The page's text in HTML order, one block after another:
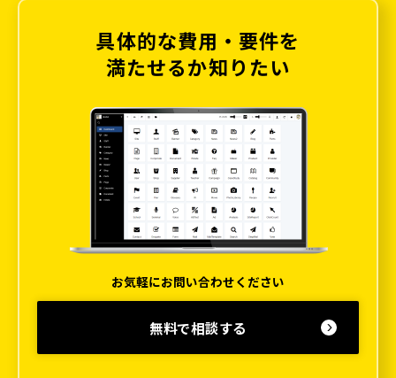
具体的な費用・要件を
満たせるか知りたい
お気軽にお問い合わせください
無料で相談する